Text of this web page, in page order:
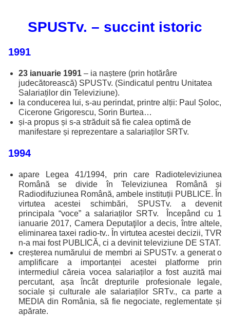
SPUSTv. – succint istoric
1991
23 ianuarie 1991– ia naștere (prin hotărâre
judecătorească) SPUSTv. (Sindicatul pentru Unitatea
Salariaților din Televiziune).
la conducerea lui, s-au perindat, printre alții: Paul Șoloc,
Cicerone Grigorescu, Sorin Burtea…
și-a propus și s-a străduit să fie calea optimă de
manifestare și reprezentare a salariaților SRTv.
1994
apare Legea 41/1994, prin care Radioteleviziunea
Română se divide în Televiziunea Română și
Radiodifuziunea Română, ambele instituții PUBLICE. În
virtutea acestei schimbări, SPUSTv. a devenit
principala “voce” a salariaților SRTv. Începând cu 1
ianuarie 2017, Camera Deputaţilor a decis, între altele,
eliminarea taxei radio-tv.. În virtutea acestei decizii,TVR
n-a mai fost PUBLICĂ, ci a devinit televiziune DE STAT.
creșterea numărului de membri ai SPUSTv. a generat o
amplificare a importanței acestei platforme prin
intermediul căreia vocea salariaților a fost auzită mai
percutant, așa încât drepturile profesionale legale,
sociale și culturale ale salariaților SRTv., ca parte a
MEDIA din România, să fie negociate, reglementate și
apărate.